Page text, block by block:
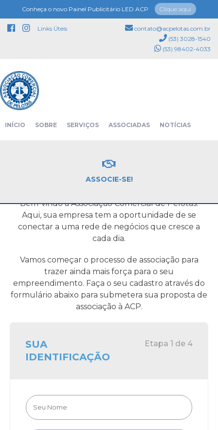
Conheça o novo Painel Publicitário LED ACP Clique aqui
Links Úteis
contato@acpelotas.com.br
(53) 3028-1540
(53) 98402-4033
INÍCIO SOBRE SERVIÇOS ASSOCIADAS NOTÍCIAS
ASSOCIE-SE!
PROPOSTA PARA ASSOCIAÇÃO
SEJA BEM-VINDO A ACP!
Bem-vindo à Associação Comercial de Pelotas!
Aqui, sua empresa tem a oportunidade de se
conectar a uma rede de negócios que cresce a
cada dia.
Vamos começar o processo de associação para
trazer ainda mais força para o seu
empreendimento. Faça o seu cadastro através do
formulário abaixo para submetera sua proposta de
associação à ACP.
SUA
IDENTIFICAÇÃO
Etapa 1 de 4